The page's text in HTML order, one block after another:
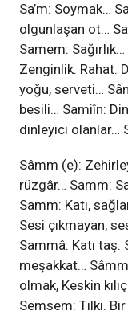
Sa’m: Soymak…
olgunlaşan ot…
Samem:
Zenginlik. Rahat.
yoğu, serveti…
besili… Samiîn:
dinleyici olanlar…
Sâmm (e):
rüzgâr… Samm:
Samm: Katı,
Sesi çıkmayan,
Sammâ: Katı taş.
meşakkat…
olmak, Keskin
Semsem: Tilki. Bir